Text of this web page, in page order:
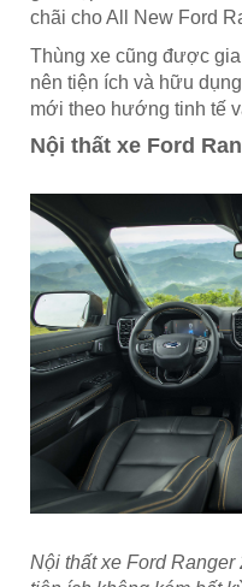
chãi cho All New Ford
Thùng xe cũng được
nên tiện ích và hữu
mới theo hướng tinh tế
Nội thất xe Ford
Nội thất xe Ford